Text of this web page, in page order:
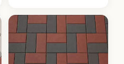
uygun, yüksek dayanımlı
bir parke taşıdır.